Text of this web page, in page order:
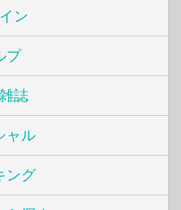
ン
プ
誌
ャル
ング